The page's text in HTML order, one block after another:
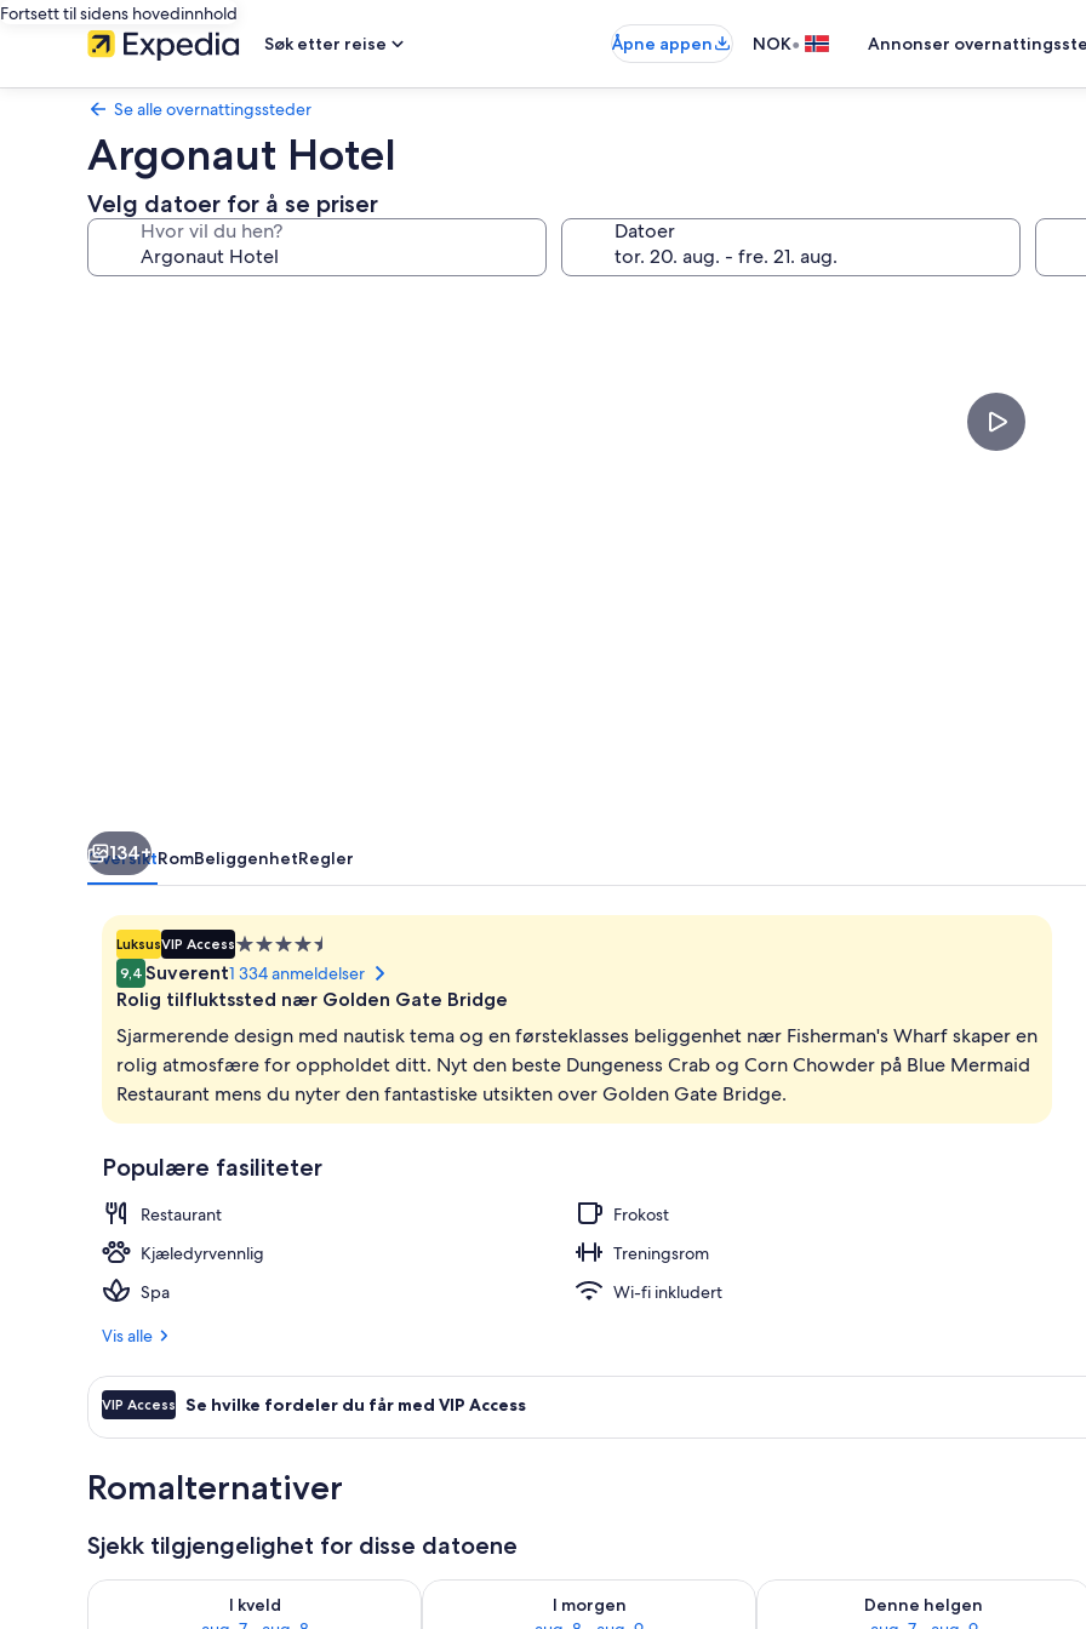
Fortsett til sidens hovedinnhold
Søk etter reise
Åpne appen NOK• Annonser
Se alle overnattingssteder
Argonaut Hotel
Velg datoer for å se priser
Hvor vil du hen? Datoer
134+
OversiktRomBeliggenhetRegler
LuksusVIP AccessOvernattingssted
med
4.5
9,4 Suverent1 334 anmeldelser
Rolig tilfluktssted nær Golden Gate Bridge
Sjarmerende design med nautisk tema og en førsteklasses beliggenhet nær Fisherman's Wharf skaper en
rolig atmosfære for oppholdet ditt. Nyt den beste Dungeness Crab og Corn Chowder på Blue Mermaid
Restaurant mens du nyter den fantastiske utsikten over Golden Gate Bridge.
Populære fasiliteter
Restaurant
Frokost
Kjæledyrvennlig
Treningsrom
Spa
Wi-fi inkludert
Vis alle
VIP Access Se hvilke fordeler du får med VIP Access
Romalternativer
Sjekk tilgjengelighet for disse datoene
I kveld
Sjekk tilgjengelighet for i kveld, aug. 7 - aug. 8
I morgen
Sjekk tilgjengelighet for i morgen, aug. 8 - aug. 9
Denne helgen
Sjekk tilgjengelighet for denne